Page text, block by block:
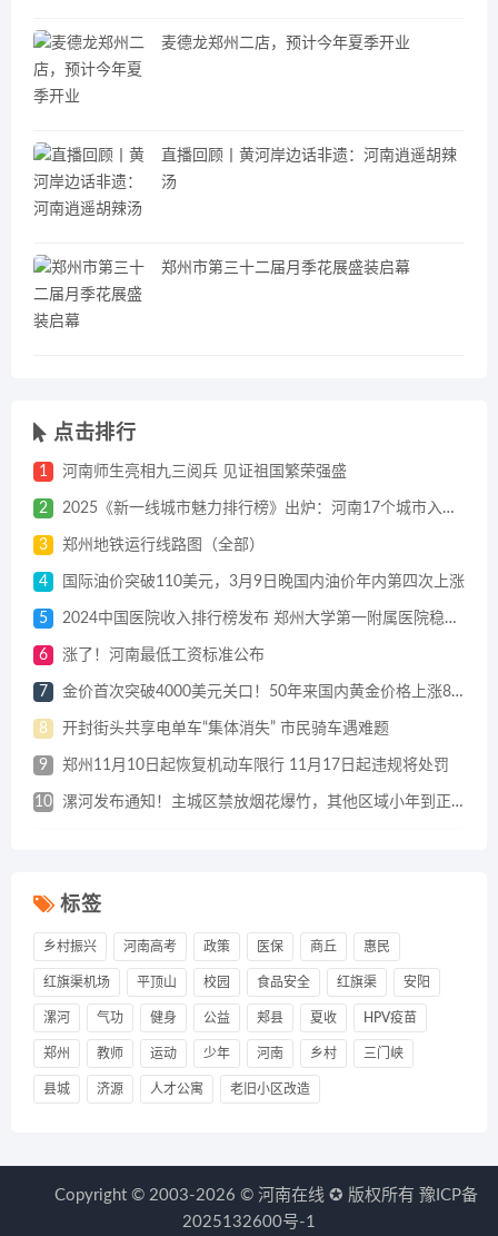
麦德龙郑州二店，预计今年夏季开业
直播回顾丨黄河岸边话非遗：河南逍遥胡辣
汤
郑州市第三十二届月季花展盛装启幕
点击排行
1 河南师生亮相九三阅兵 见证祖国繁荣强盛
2 2025《新一线城市魅力排行榜》出炉：河南17个城市入选一到五线城市
3 郑州地铁运行线路图（全部）
4 国际油价突破110美元，3月9日晚国内油价年内第四次上涨
5 2024中国医院收入排行榜发布 郑州大学第一附属医院稳居榜首
6 涨了！河南最低工资标准公布
7 金价首次突破4000美元关口！50年来国内黄金价格上涨80倍
8 开封街头共享电单车“集体消失” 市民骑车遇难题
9 郑州11月10日起恢复机动车限行 11月17日起违规将处罚
10 漯河发布通知！主城区禁放烟花爆竹，其他区域小年到正月十五可燃放
标签
乡村振兴 河南高考 政策 医保 商丘 惠民
红旗渠机场 平顶山 校园 食品安全 红旗渠 安阳
漯河 气功 健身 公益 郏县 夏收 HPV疫苗
郑州 教师 运动 少年 河南 乡村 三门峡
县城 济源 人才公寓 老旧小区改造
Copyright © 2003-2026 © 河南在线✪ 版权所有 豫ICP备
2025132600号-1